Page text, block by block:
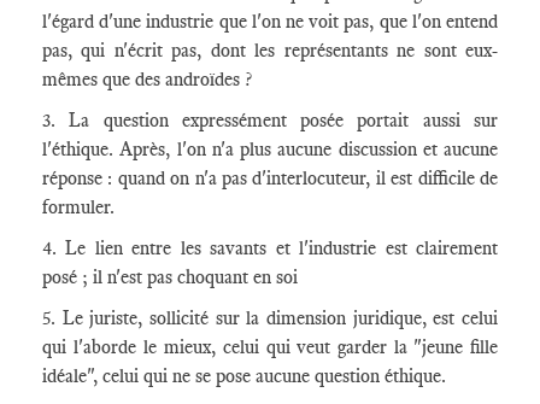
l'égard d'une industrie que l'on ne voit pas, que l'on entend
pas, qui n'écrit pas, dont les représentants ne sont eux-
mêmes que des androïdes ?
3. La question expressément posée portait aussi sur
l'éthique. Après, l'on n'a plus aucune discussion et aucune
réponse : quand on n'a pas d'interlocuteur, il est difficile de
formuler.
4. Le lien entre les savants et l'industrie est clairement
posé ; il n'est pas choquant en soi
5. Le juriste, sollicité sur la dimension juridique, est celui
qui l'aborde le mieux, celui qui veut garder la "jeune fille
idéale", celui qui ne se pose aucune question éthique.